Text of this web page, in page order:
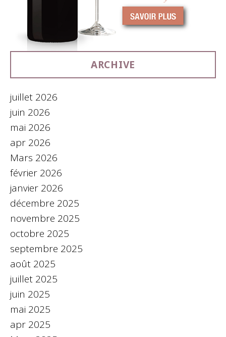
ARCHIVE
juillet 2026
juin 2026
mai 2026
apr 2026
Mars 2026
février 2026
janvier 2026
décembre 2025
novembre 2025
octobre 2025
septembre 2025
août 2025
juillet 2025
juin 2025
mai 2025
apr 2025